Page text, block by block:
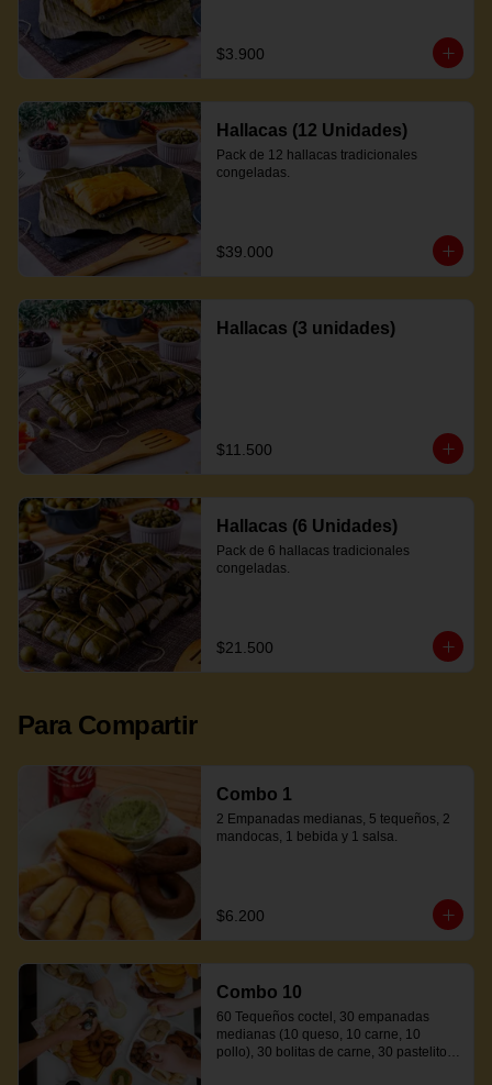
$3.900
Hallacas (12 Unidades)
Pack de 12 hallacas tradicionales
congeladas.
$39.000
Hallacas (3 unidades)
$11.500
Hallacas (6 Unidades)
Pack de 6 hallacas tradicionales
congeladas.
$21.500
Para Compartir
Combo 1
2 Empanadas medianas, 5 tequeños, 2
mandocas, 1 bebida y 1 salsa.
$6.200
Combo 10
60 Tequeños coctel, 30 empanadas
medianas (10 queso, 10 carne, 10
pollo), 30 bolitas de carne, 30 pastelitos